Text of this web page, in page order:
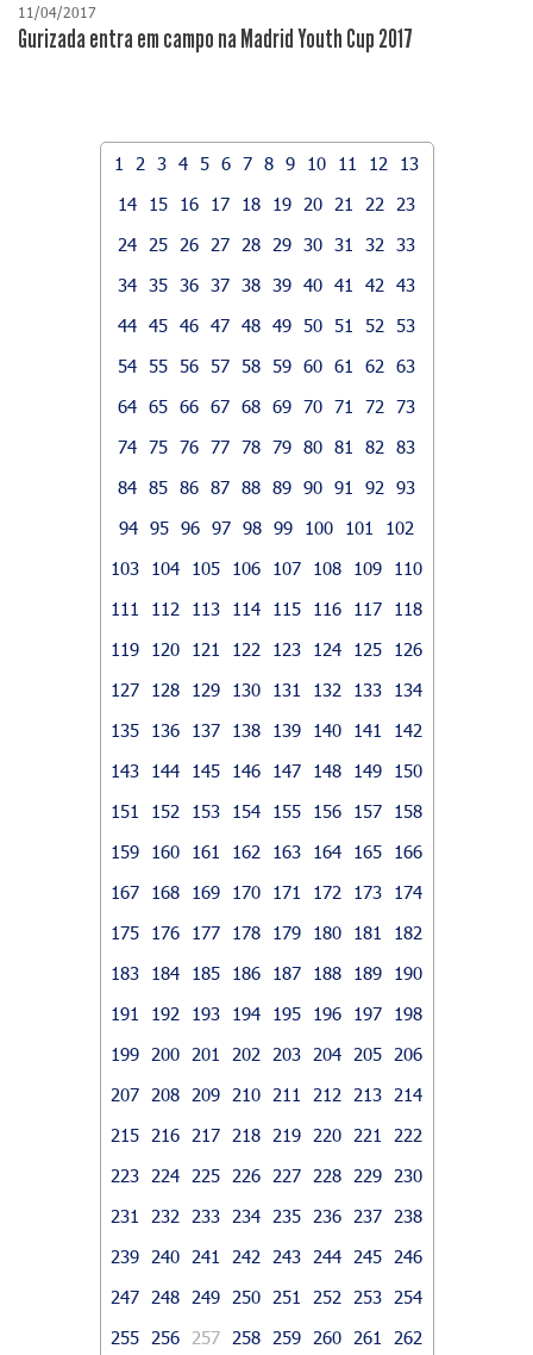
11/04/2017
Gurizada entra em campo na Madrid Youth Cup 2017
1 2 3 4 5 6 7 8 9 10 11 12
13
14
15 16 17 18 19 20 21 22
23
24
25 26 27 28 29 30 31 32
33
34 35 36 37 38 39 40 41 42
43
44 45 46 47 48 49 50 51 52
53
54 55 56 57 58 59 60 61 62
63
64 65 66 67 68 69 70 71 72
73
74 75 76 77 78 79 80 81 82
83
84 85 86 87 88 89 90 91 92
93
94 95 96 97 98 99 100 101
102
103
104 105 106 107 108 109
110
111
112 113 114 115 116 117
118
119
120 121 122 123 124 125
126
127
128 129 130 131 132 133
134
135
136 137 138 139 140 141
142
143
144 145 146 147 148 149
150
151
152 153 154 155 156 157
158
159
160 161 162 163 164 165
166
167
168 169 170 171 172 173
174
175
176 177 178 179 180 181
182
183
184 185 186 187 188 189
190
191
192 193 194 195 196 197
198
199
200 201 202 203 204 205
206
207
208 209 210 211 212 213
214
215
216 217 218 219 220 221
222
223
224 225 226 227 228 229
230
231
232 233 234 235 236 237
238
239
240 241 242 243 244 245
246
247
248 249 250 251 252 253
254
255
256 257 258 259 260 261
262